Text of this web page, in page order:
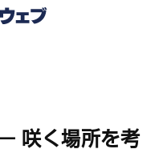
咲く場所を考